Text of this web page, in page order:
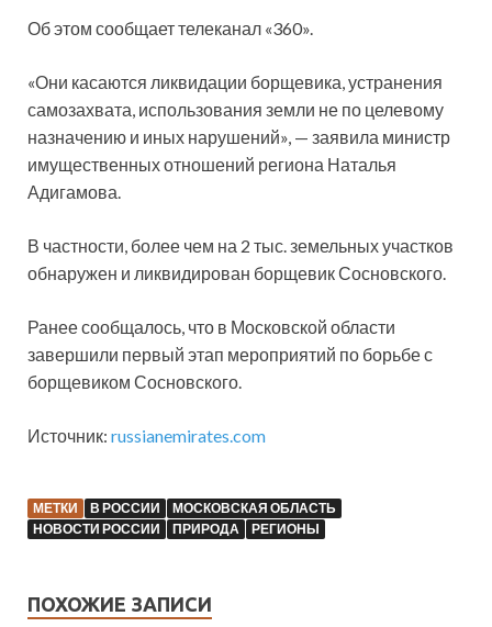
Об этом сообщает телеканал «360».
«Они касаются ликвидации борщевика, устранения
самозахвата, использования земли не по целевому
назначению и иных нарушений», — заявила министр
имущественных отношений региона Наталья
Адигамова.
В частности, более чем на 2 тыс. земельных участков
обнаружен и ликвидирован борщевик Сосновского.
Ранее сообщалось, что в Московской области
завершили первый этап мероприятий по борьбе с
борщевиком Сосновского.
Источник: russianemirates.com
МЕТКИ В РОССИИ
МОСКОВСКАЯ ОБЛАСТЬ
НОВОСТИ РОССИИ
ПРИРОДА РЕГИОНЫ
ПОХОЖИЕ ЗАПИСИ